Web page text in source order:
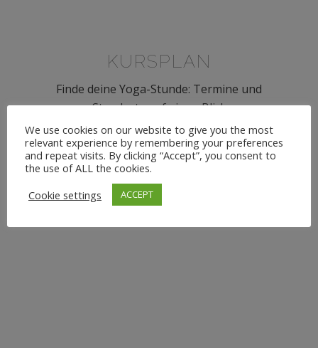
KURSPLAN
Finde deine Yoga-Stunde: Termine und
Standorte auf einen Blick
KUNDEN
We use cookies on our website to give you the most
relevant experience by remembering your preferences
and repeat visits. By clicking “Accept”, you consent to
the use of ALL the cookies.
Cookie settings
ACCEPT